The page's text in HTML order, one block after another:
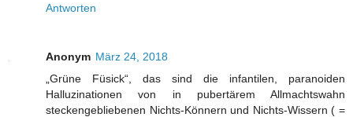
Antworten
Anonym März 24, 2018
„Grüne Füsick“, das sind die infantilen, paranoiden
Halluzinationen von in pubertärem Allmachtswahn
steckengebliebenen Nichts-Könnern und Nichts-Wissern ( =